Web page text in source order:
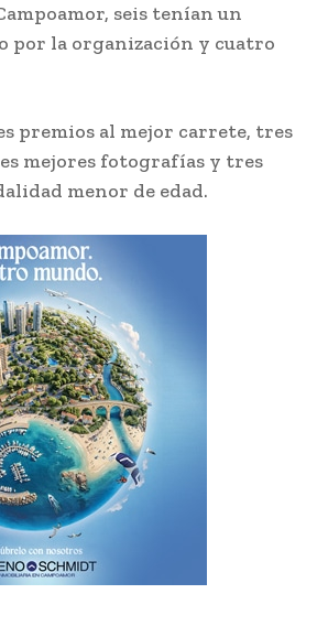
seis tenían un
por la organización y cuatro
premios al mejor carrete, tres
mejores fotografías y tres
menor de edad.